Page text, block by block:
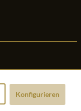
Konfigurieren